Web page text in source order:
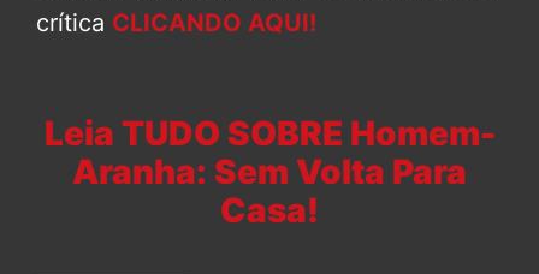
crítica CLICANDO AQUI!
Leia TUDO SOBRE Homem-
Aranha: Sem Volta Para
Casa!